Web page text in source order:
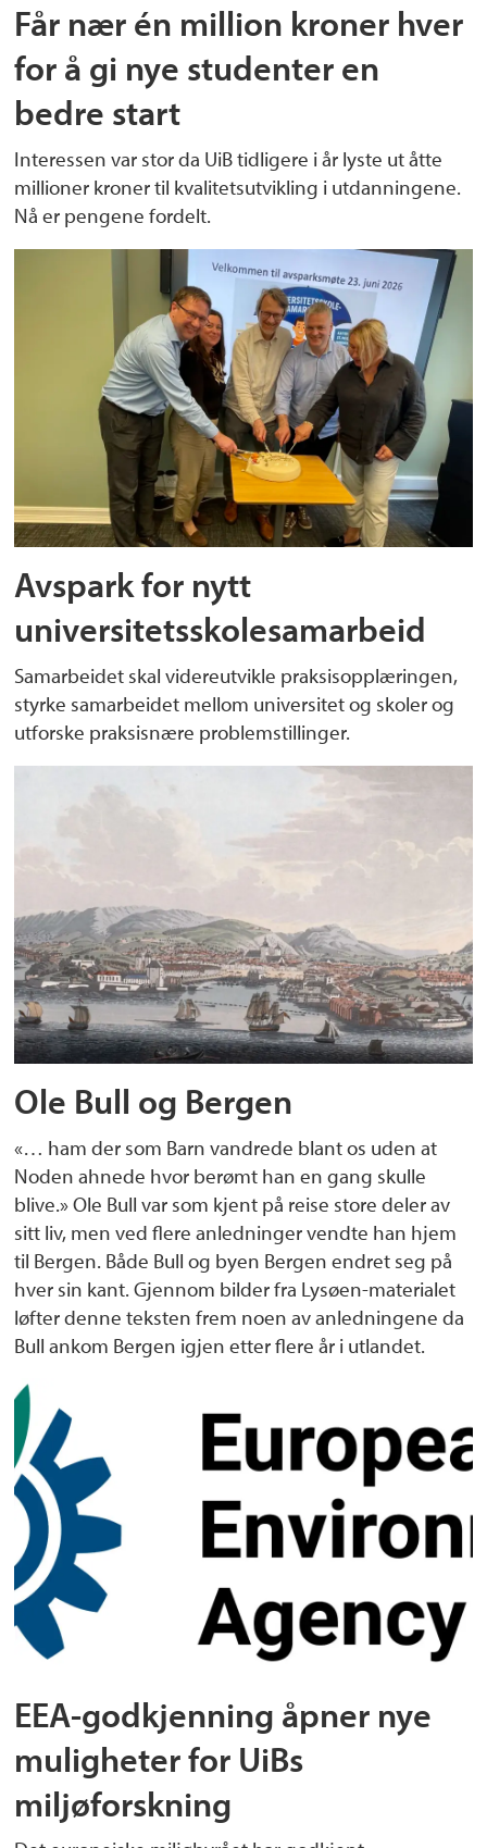
Får nær én million kroner hver
for å gi nye studenter en
bedre start
Interessen var stor da UiB tidligere i år lyste ut åtte
millioner kroner til kvalitetsutvikling i utdanningene.
Nå er pengene fordelt.
Avspark for nytt
universitetsskolesamarbeid
Samarbeidet skal videreutvikle praksisopplæringen,
styrke samarbeidet mellom universitet og skoler og
utforske praksisnære problemstillinger.
Ole Bull og Bergen
«… ham der som Barn vandrede blant os uden at
Noden ahnede hvor berømt han en gang skulle
blive.» Ole Bull var som kjent på reise store deler av
sitt liv, men ved flere anledninger vendte han hjem
til Bergen. Både Bull og byen Bergen endret seg på
hver sin kant. Gjennom bilder fra Lysøen-materialet
løfter denne teksten frem noen av anledningene da
Bull ankom Bergen igjen etter flere år i utlandet.
EEA-godkjenning åpner nye
muligheter for UiBs
miljøforskning